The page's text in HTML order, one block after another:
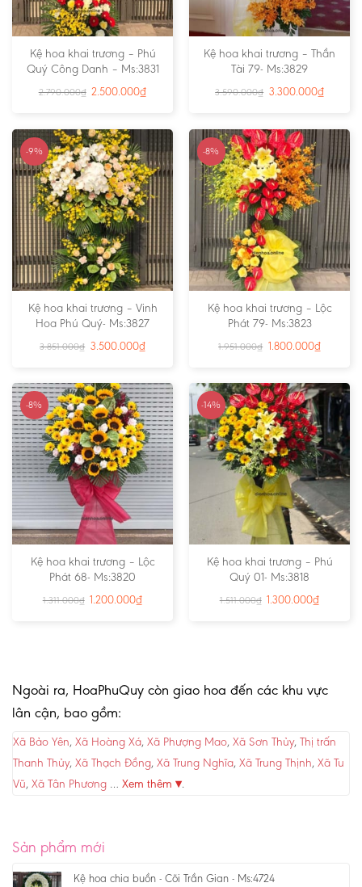
Kệ hoa khai trương – Phú
Quý Công Danh – Ms:3831
2.790.000₫ 2.500.000₫
Kệ hoa khai trương – Thần
Tài 79- Ms:3829
3.590.000₫ 3.300.000₫
-9%
Kệ hoa khai trương – Vinh
Hoa Phú Quý- Ms:3827
3.851.000₫ 3.500.000₫
-8%
Kệ hoa khai trương – Lộc
Phát 79- Ms:3823
1.951.000₫ 1.800.000₫
-8%
Kệ hoa khai trương – Lộc
Phát 68- Ms:3820
1.311.000₫ 1.200.000₫
-14%
Kệ hoa khai trương – Phú
Quý 01- Ms:3818
1.511.000₫ 1.300.000₫
Ngoài ra, HoaPhuQuy còn giao hoa đến các khu vực
lân cận, bao gồm:
Xã Bảo Yên, Xã Hoàng Xá, Xã Phượng Mao, Xã Sơn Thủy, Thị trấn
Thanh Thủy, Xã Thạch Đồng, Xã Trung Nghĩa, Xã Trung Thịnh, Xã Tu
Vũ, Xã Tân Phương … Xem thêm ▾.
Sản phẩm mới
Kệ hoa chia buồn - Cõi Trần Gian - Ms:4724